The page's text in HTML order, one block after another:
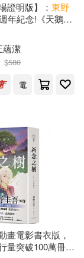
證明版】： 東野
年紀念!《天鵝與
磅新作!
蘊潔
$580
電
畫電影書衣版，
量突破100萬冊!